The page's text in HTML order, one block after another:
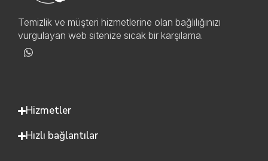
Temizlik ve müşteri hizmetlerine olan bağlılığınızı
vurgulayan web sitenize sıcak bir karşılama.
Hizmetler
Hızlı bağlantılar